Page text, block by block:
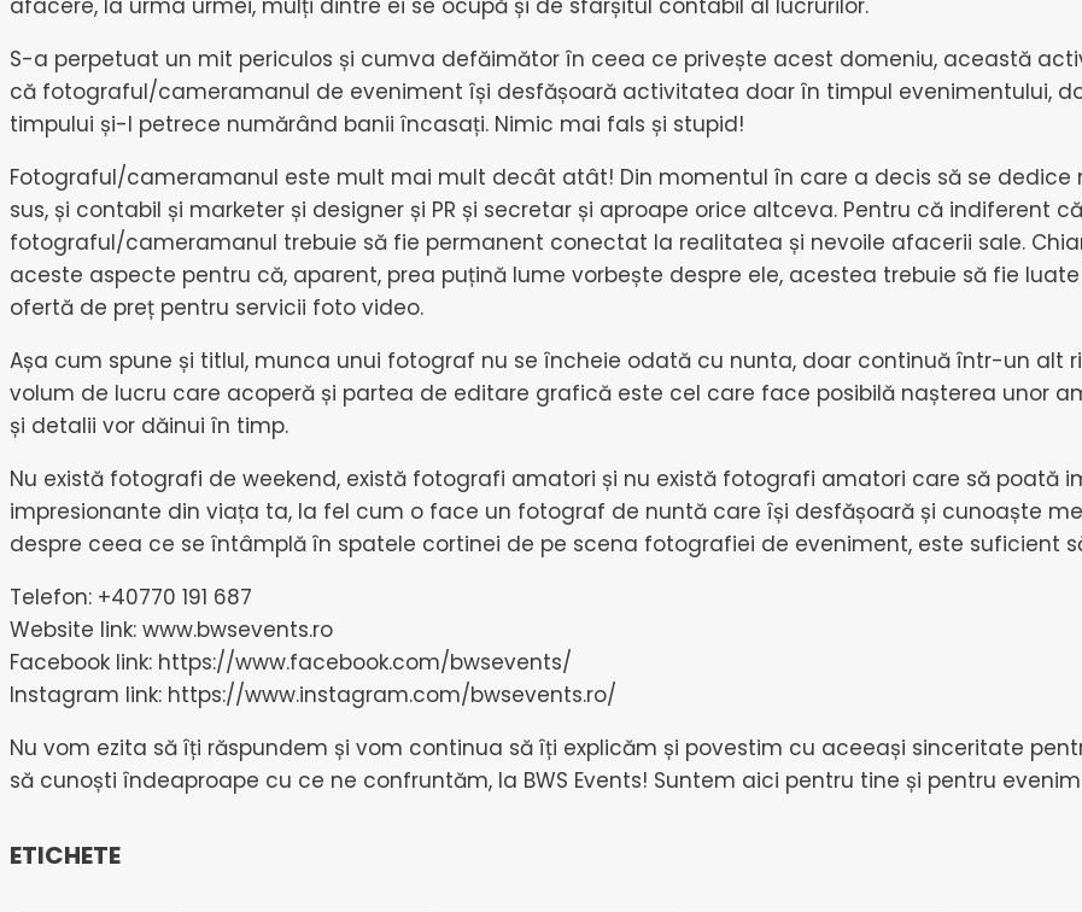
S-a perpetuat un mit periculos și cumva defăimător în ceea ce privește acest domeniu, această
că fotograful/cameramanul de eveniment își desfășoară activitatea doar în timpul evenimentului,
timpului și-l petrece numărând banii încasați. Nimic mai fals și stupid!
Fotograful/cameramanul este mult mai mult decât atât! Din momentul în care a decis să se dedice
sus, și contabil și marketer și designer și PR și secretar și aproape orice altceva. Pentru că indiferent
fotograful/cameramanul trebuie să fie permanent conectat la realitatea și nevoile afacerii sale.
aceste aspecte pentru că, aparent, prea puțină lume vorbește despre ele, acestea trebuie să fie
ofertă de preț pentru servicii foto video.
Așa cum spune și titlul, munca unui fotograf nu se încheie odată cu nunta, doar continuă într-un alt
volum de lucru care acoperă și partea de editare grafică este cel care face posibilă nașterea unor
și detalii vor dăinui în timp.
Nu există fotografi de weekend, există fotografi amatori și nu există fotografi amatori care să poată
impresionante din viața ta, la fel cum o face un fotograf de nuntă care își desfășoară și cunoaște
despre ceea ce se întâmplă în spatele cortinei de pe scena fotografiei de eveniment, este suficient
Telefon: +40770 191 687
Website link: www.bwsevents.ro
Facebook link: https://www.facebook.com/bwsevents/
Instagram link: https://www.instagram.com/bwsevents.ro/
Nu vom ezita să îți răspundem și vom continua să îți explicăm și povestim cu aceeași sinceritate
să cunoști îndeaproape cu ce ne confruntăm, la BWS Events! Suntem aici pentru tine și pentru
ETICHETE